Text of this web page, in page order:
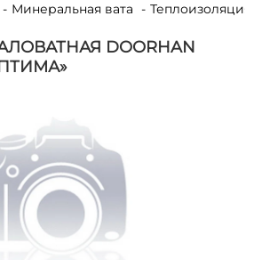
Минеральная вата
DOORHAN